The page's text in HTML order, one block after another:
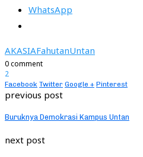
WhatsApp
AKASIAFahutanUntan
0 comment
2
Facebook Twitter Google + Pinterest
previous post
Buruknya Demokrasi Kampus Untan
next post